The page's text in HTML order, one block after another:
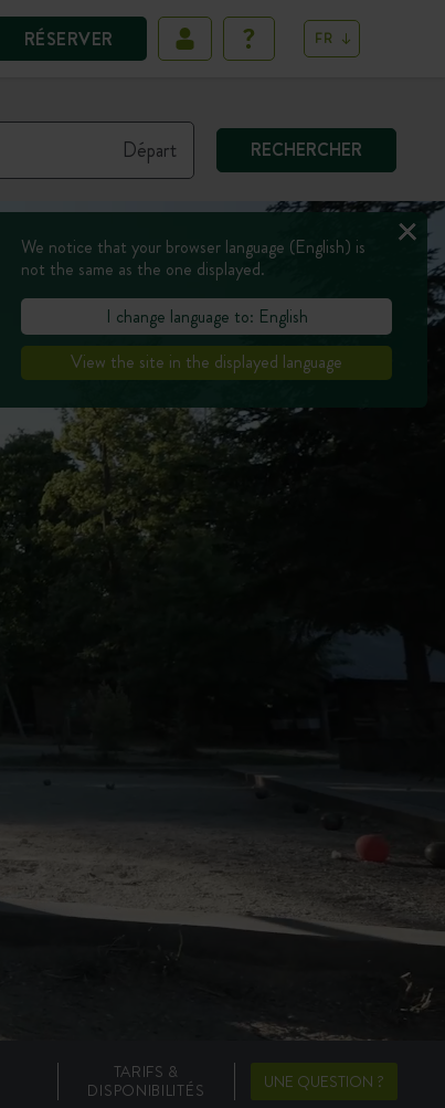
RÉSERVER FR
RECHERCHER
TARIFS &
DISPONIBILITÉS
UNE QUESTION ?
We notice that your browser language (English) is
not the same as the one displayed.
I change language to: English
View the site in the displayed language